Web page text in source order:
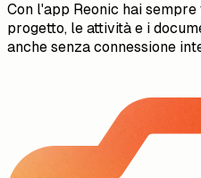
Con l'app Reonic hai
progetto, le attività e i
anche senza connessione